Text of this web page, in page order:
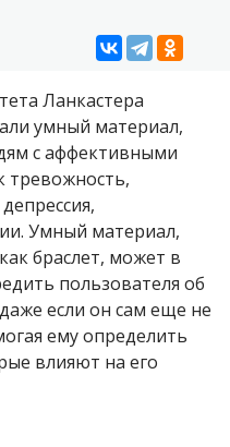
Ланкастера
умный материал,
с аффективными
тревожность,
Умный материал,
браслет, может в
пользователя об
если он сам еще не
ему определить
влияют на его